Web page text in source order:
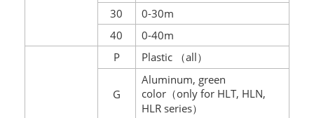
30
0-30m
40
0-40m
P Plastic （all）
G
Aluminum, green
color（only for HLT, HLN,
HLR series）